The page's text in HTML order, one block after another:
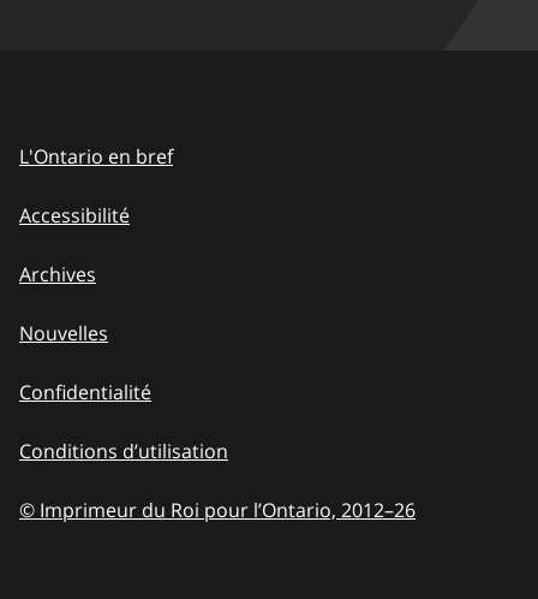
L'Ontario en bref
Accessibilité
Archives
Nouvelles
Confidentialité
Conditions d’utilisation
© Imprimeur du Roi pour l’Ontario, 2012–to
26